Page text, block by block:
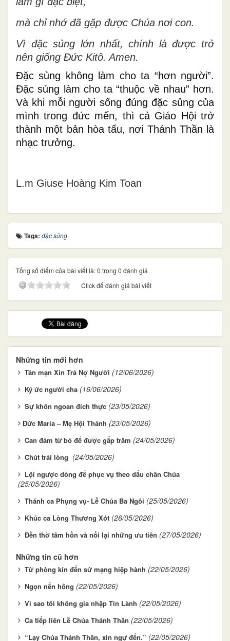
mà chỉ nhớ đã gặp được Chúa nơi con.
Vì đặc sủng lớn nhất, chính là được trở
nên giống Đức Kitô. Amen.
Đặc sủng không làm cho ta “hơn người”.
Đặc sủng làm cho ta “thuộc về nhau” hơn.
Và khi mỗi người sống đúng đặc sủng của
mình trong đức mến, thì cả Giáo Hội trở
thành một bản hòa tấu, nơi Thánh Thần là
nhạc trưởng.
L.m Giuse Hoàng Kim Toan
Tags: đặc sủng
Tổng số điểm của bài viết là: 0 trong 0 đánh giá
Click để đánh giá bài viết
Những tin mới hơn
Tản mạn Xin Trả Nợ Người (12/06/2026)
Ký ức người cha (16/06/2026)
Sự khôn ngoan đích thực (23/05/2026)
​​​​​​​Đức Maria – Mẹ Hội Thánh (23/05/2026)
Can đảm từ bỏ để được gấp trăm (24/05/2026)
Chút trải lòng (24/05/2026)
Lội ngược dòng để phục vụ theo dấu chân Chúa
(25/05/2026)
Thánh ca Phụng vụ- Lễ Chúa Ba Ngôi (25/05/2026)
Khúc ca Lòng Thương Xót (26/05/2026)
Đền thờ tâm hồn và nối lại những ưu tiên (27/05/2026)
Những tin cũ hơn
Từ phòng kín đến sứ mạng hiệp hành (22/05/2026)
Ngọn nến hồng (22/05/2026)
Vì sao tôi không gia nhập Tin Lành (22/05/2026)
Ca tiếp liên Lễ Chúa Thánh Thần (22/05/2026)
“Lạy Chúa Thánh Thần, xin ngự đến.” (22/05/2026)